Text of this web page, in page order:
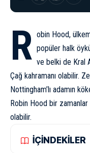
R obin Hood,
popüler halk
ve belki de Kral
Çağ kahramanı olabilir.
Nottingham’lı adamın
Robin Hood bir zamanlar
olabilir.
İÇİNDEKİLER